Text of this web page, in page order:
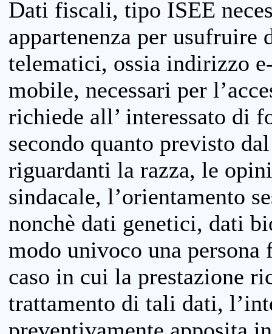
Dati fiscali, tipo ISEE
appartenenza per
telematici, ossia indirizzo
mobile, necessari per
richiede all’ interessato di
secondo quanto previsto
riguardanti la razza, le
sindacale, l’orientamento
nonchè dati genetici, dati
modo univoco una
caso in cui la prestazione
trattamento di tali dati,